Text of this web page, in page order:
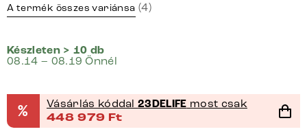
A termék összes variánsa (4)
Készleten > 10 db
08.14 – 08.19 Önnél
% Vásárlás kóddal23DELIFE most csak
448 979 Ft